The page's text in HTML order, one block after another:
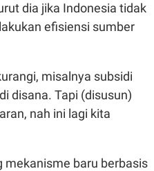
dia jika Indonesia tidak
efisiensi sumber
misalnya subsidi
disana. Tapi (disusun)
nah ini lagi kita
mekanisme baru berbasis